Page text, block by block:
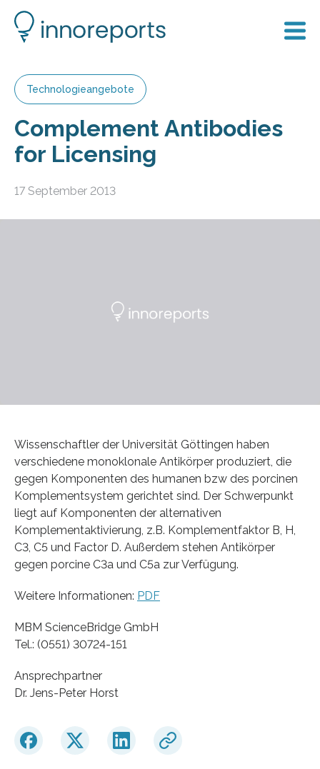
Technologieangebote
Complement Antibodies
for Licensing
17 September 2013
Wissenschaftler der Universität Göttingen haben
verschiedene monoklonale Antikörper produziert, die
gegen Komponenten des humanen bzw des porcinen
Komplementsystem gerichtet sind. Der Schwerpunkt
liegt auf Komponenten der alternativen
Komplementaktivierung, z.B. Komplementfaktor B, H,
C3, C5 und Factor D. Außerdem stehen Antikörper
gegen porcine C3a und C5a zur Verfügung.
Weitere Informationen: PDF
MBM ScienceBridge GmbH
Tel.: (0551) 30724-151
Ansprechpartner
Dr. Jens-Peter Horst